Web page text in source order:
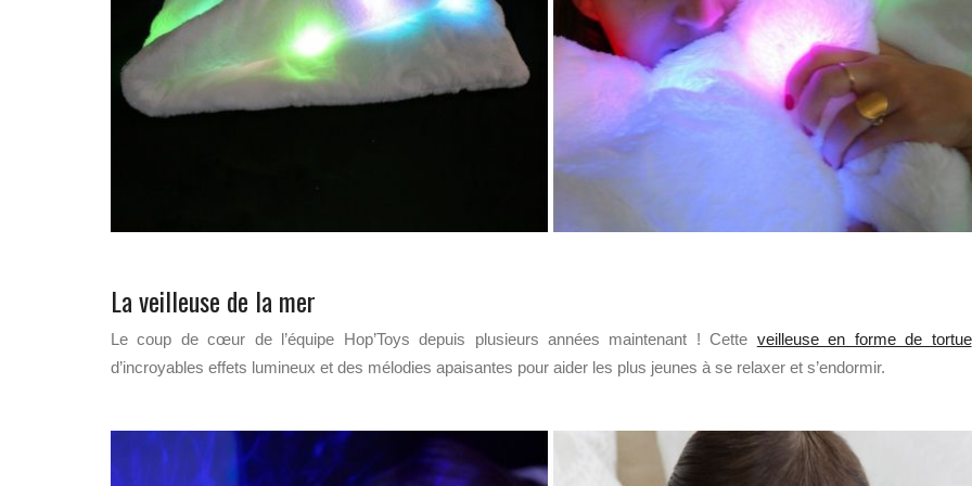
La veilleuse de la mer
Le coup de cœur de l’équipe Hop’Toys depuis plusieurs années maintenant ! Cette veilleuse en forme de tortue
d’incroyables effets lumineux et des mélodies apaisantes pour aider les plus jeunes à se relaxer et s’endormir.